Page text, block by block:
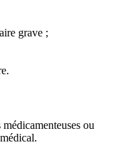
grave ;
ou